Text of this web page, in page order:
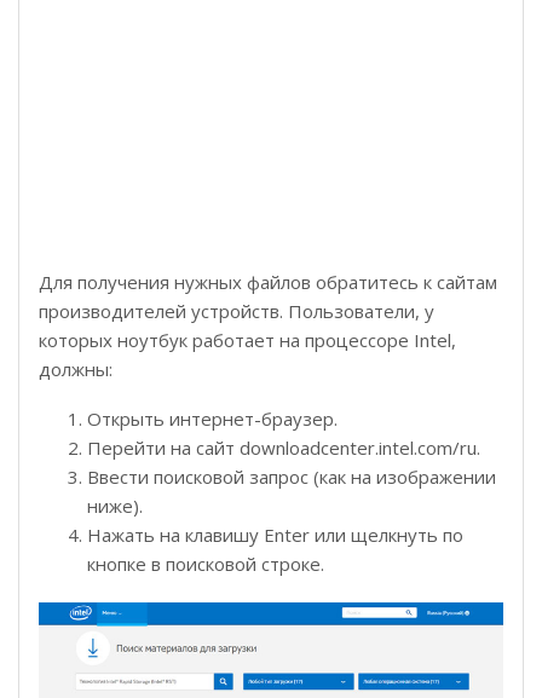
Для получения нужных файлов обратитесь к сайтам
производителей устройств. Пользователи, у
которых ноутбук работает на процессоре Intel,
должны:
Открыть интернет-браузер.
Перейти на сайт downloadcenter.intel.com/ru.
Ввести поисковой запрос (как на изображении
ниже).
Нажать на клавишу Enter или щелкнуть по
кнопке в поисковой строке.